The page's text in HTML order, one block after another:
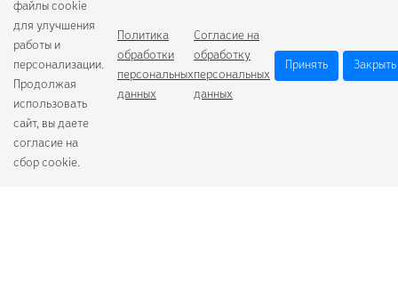
файлы cookie
для улучшения
работы и
персонализации.
Продолжая
использовать
сайт, вы даете
согласие на
сбор cookie.
Политика
обработки
персональных
данных
Согласие на
обработку
персональных
данных
Принять Закрыть